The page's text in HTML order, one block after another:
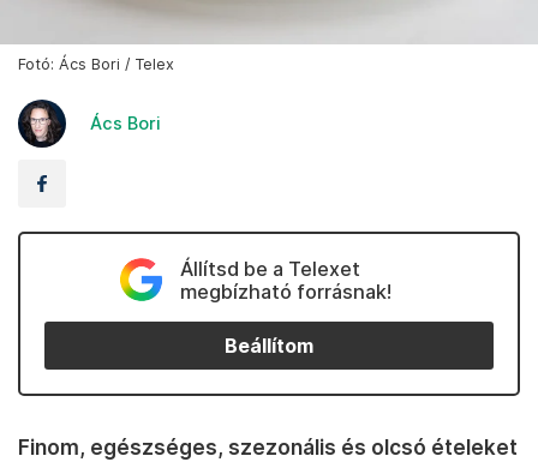
Fotó: Ács Bori / Telex
Ács Bori
Állítsd be a Telexet
megbízható forrásnak!
Beállítom
Finom, egészséges, szezonális és olcsó ételeket